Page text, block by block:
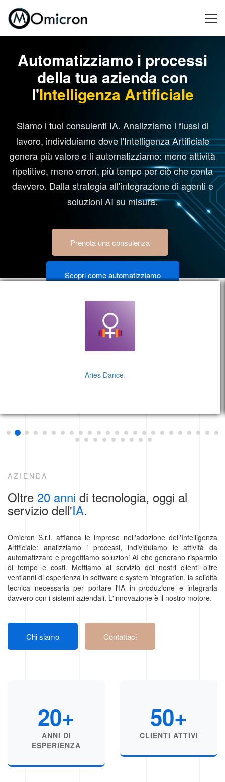
CONSULENZA IN INTELLIGENZA ARTIFICIALE
Automatizziamo i processi
della tua azienda con
l'Intelligenza Artificiale
Siamo i tuoi consulenti IA. Analizziamo i flussi di
lavoro, individuiamo dove l'Intelligenza Artificiale
genera più valore e li automatizziamo: meno attività
ripetitive, meno errori, più tempo per ciò che conta
davvero. Dalla strategia all'integrazione di agenti e
soluzioni AI su misura.
Prenota una consulenza
Scopri come automatizziamo
Aries Dance
AZIENDA
Oltre 20 anni di tecnologia, oggi al
servizio dell'IA.
Omicron S.r.l. affianca le imprese nell'adozione dell'Intelligenza
Artificiale: analizziamo i processi, individuiamo le attività da
automatizzare e progettiamo soluzioni AI che generano risparmio
di tempo e costi. Mettiamo al servizio dei nostri clienti oltre
vent'anni di esperienza in software e system integration, la solidità
tecnica necessaria per portare l'IA in produzione e integrarla
davvero con i sistemi aziendali. L'innovazione è il nostro motore.
Chi siamo Contattaci
20+
ANNI DI
ESPERIENZA
50+
CLIENTI ATTIVI